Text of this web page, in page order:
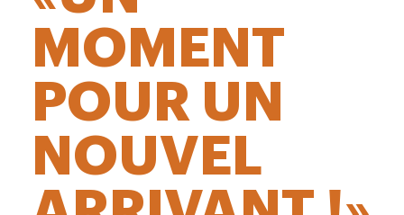
MOMENT
POUR UN
NOUVEL